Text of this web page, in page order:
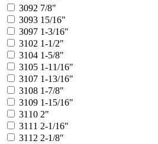
3092 7/8"
3093 15/16"
3097 1-3/16"
3102 1-1/2"
3104 1-5/8"
3105 1-11/16"
3107 1-13/16"
3108 1-7/8"
3109 1-15/16"
3110 2"
3111 2-1/16"
3112 2-1/8"